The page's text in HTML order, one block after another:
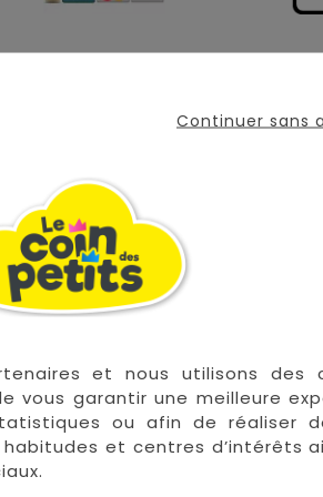
Continuer sans
et nous utilisons des
vous garantir une meilleure
ou afin de réaliser
et centres d’intérêts
pyjamas Sauthon en bouclette
vous séduira grâce à ses
nocive ou irritante pour la
marques de puériculture
la Réunion !